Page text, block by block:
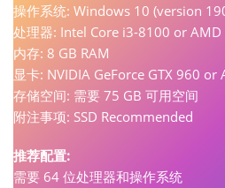
操作系统: Windows 10 (version
处理器: Intel Core i3-8100 or AMD
内存: 8 GB RAM
显卡: NVIDIA GeForce GTX 960 or
存储空间: 需要 75 GB 可用空间
附注事项: SSD Recommended
推荐配置:
需要 64 位处理器和操作系统